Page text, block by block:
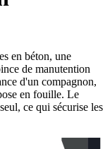
en béton, une
de manutention
d'un compagnon,
en fouille. Le
ce qui sécurise les